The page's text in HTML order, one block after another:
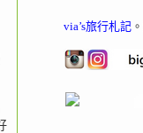
via’s旅行札記 。